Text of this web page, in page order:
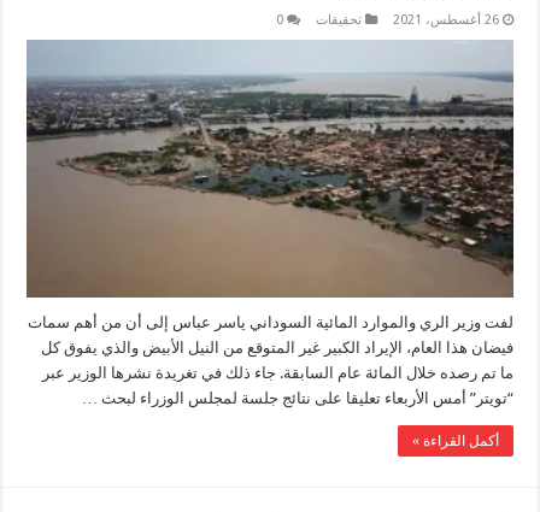
26 أغسطس، 2021 تحقيقات 0
لفت وزير الري والموارد المائية السوداني ياسر عباس إلى أن من أهم سمات
فيضان هذا العام، الإيراد الكبير غير المتوقع من النيل الأبيض والذي يفوق كل
ما تم رصده خلال المائة عام السابقة. جاء ذلك في تغريدة نشرها الوزير عبر
“تويتر” أمس الأربعاء تعليقا على نتائج جلسة لمجلس الوزراء لبحث …
أكمل القراءة »